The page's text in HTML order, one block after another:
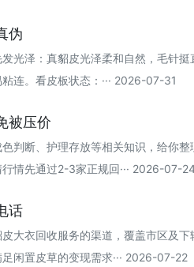
伪
光泽‌：真貂皮光泽柔和自然，毛针
连。看皮板状态‌：··· 2026-07-31
被压价
判断、护理存放等相关知识，给你
情‌先通过2-3家正规回··· 2026-07-24
话
大衣回收服务的渠道，覆盖市区及下
闲置皮草的变现需求··· 2026-07-22